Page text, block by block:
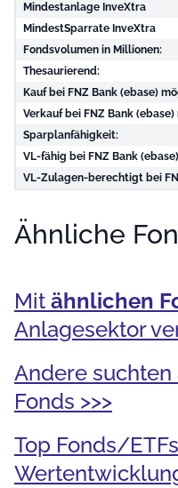
Mindestanlage InveXtra
MindestSparrate InveXtra
Fondsvolumen in Millionen:
Thesaurierend:
Kauf bei FNZ Bank (ebase)
Verkauf bei FNZ Bank
Sparplanfähigkeit:
VL-fähig bei FNZ Bank
VL-Zulagen-berechtigt bei
Ähnliche
Mit ähnlichen
Anlagesektor
Andere suchten
Fonds >>>
Top Fonds/